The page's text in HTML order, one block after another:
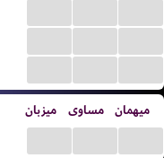
میزبان مساوی میهمان